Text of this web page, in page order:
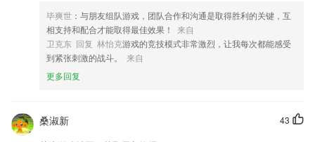
1.为学生们带来必备的众多科目学习资源，让你尽情搜索查询
2.标准、计划、监测、促进
3.细分学习阶段，难度螺旋式上升；
4.知识卡功能，多种趣味学习方式，知识卡学习，加深孩子的记忆；
去学习，便捷掌握。
6.软件为用户2265提供多种不同的课程培训，包括但不限于afp、cfp、证
毕爽世 ：与朋友组队游戏，团队合作和沟通是取得胜利的关键，互
相支持和配合才能取得最佳效果！
来自
卫克东 回复 林怡克游戏的竞技模式非常激烈，让我每次都能感受
到紧张刺激的战斗。
来自
更多回复
43
桑淑新